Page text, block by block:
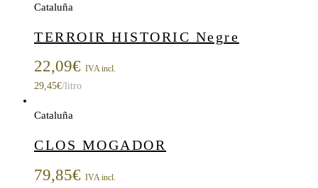
Cataluña
TERROIR HISTORIC Negre
22,09€ IVA incl.
29,45€/litro
Cataluña
CLOS MOGADOR
79,85€ IVA incl.